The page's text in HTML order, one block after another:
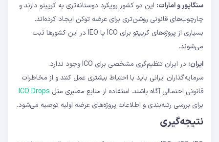
سنگاپور و امارات: این دو کشور رویکرد دوستانه‌تری به کریپتو دارند و
چارچوب‌های قانونی روشن‌تری برای عرضه توکن ایجاد کرده‌اند.
بسیاری از پروژه‌های کریپتو برای ICO یا IEO در این کشورها ثبت
می‌شوند.
ایران:
در ایران تنظیم‌گری مشخصی برای ICO وجود ندارد.
سرمایه‌گذاران ایرانی باید با احتیاط بیشتری عمل کنند و از مخاطرات
قانونی احتمالی آگاه باشند. استفاده از منابع معتبری مثل ICO Drops
برای بررسی رتبه‌بندی و اطلاعات پروژه‌های عرضه اولیه توصیه می‌شود.
نتیجه‌گیری